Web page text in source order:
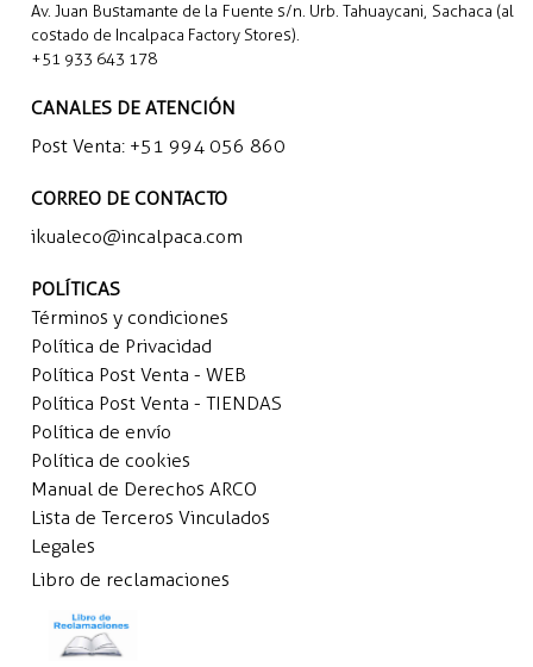
Av. Juan Bustamante de la Fuente s/n. Urb. Tahuaycani, Sachaca (al
costado de Incalpaca Factory Stores).
+51 933 643 178
CANALES DE ATENCIÓN
Post Venta: +51 994 056 860
CORREO DE CONTACTO
ikualeco@incalpaca.com
POLÍTICAS
Términos y condiciones
Política de Privacidad
Política Post Venta - WEB
Política Post Venta - TIENDAS
Política de envío
Política de cookies
Manual de Derechos ARCO
Lista de Terceros Vinculados
Legales
Libro de reclamaciones